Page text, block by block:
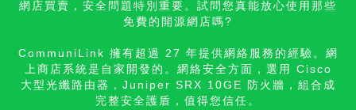
網店買賣，安全問題特別重要。試問您真能放心使用那些
免費的開源網店嗎?
CommuniLink 擁有超過 27 年提供網絡服務的經驗。網
上商店系統是自家開發的。網絡安全方面，選用 Cisco
大型光纖路由器，Juniper SRX 10GE 防火牆，組合成
完整安全護盾，值得您信任。